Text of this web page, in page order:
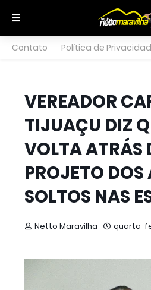
Contato Política de
VEREADOR
TIJUAÇU DIZ
VOLTA ATRÁS
PROJETO
SOLTOS NAS
Netto Maravilha quarta-